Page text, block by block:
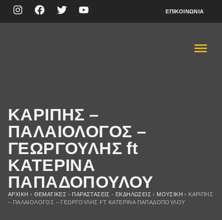
ΕΠΙΚΟΙΝΩΝΊΑ
ΚΑΡΙΠΗΣ –
ΠΑΛΑΙΟΛΟΓΟΣ –
ΓΕΩΡΓΟΥΛΗΣ ft
ΚΑΤΕΡΙΝΑ
ΠΑΠΑΔΟΠΟΥΛΟΥ
ΑΡΧΙΚΉ › ΘΕΜΑΤΙΚΈΣ › ΠΑΡΑΣΤΆΣΕΙΣ - ΕΚΔΗΛΏΣΕΙΣ › ΜΟΥΣΙΚΉ › ΚΑΡΙΠΗΣ
– ΠΑΛΑΙΟΛΟΓΟΣ – ΓΕΩΡΓΟΥΛΗΣ FT ΚΑΤΕΡΙΝΑ ΠΑΠΑΔΟΠΟΥΛΟΥ